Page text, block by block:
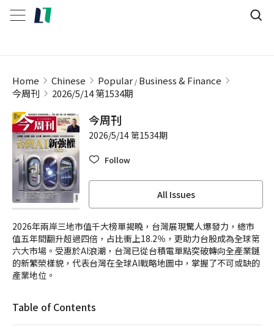
Home Chinese Popular Business & Finance
今周刊
2026/5/14 第1534期
今周刊
2026/5/14 第1534期
Follow
All Issues
2026年兩岸三地市值千大榜單揭曉，台灣展現驚人爆發力，總市
值五年間翻升超過四倍，占比衝上18.2％，更助力台股成為全球第
六大市場。受惠於AI浪潮，台灣已從台積電單點突破轉向全產業鏈
的新繁榮樣貌，代表台灣在全球AI戰略地圖中，掌握了不可或缺的
產業地位。
Table of Contents